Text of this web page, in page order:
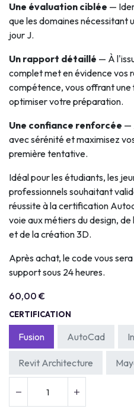
Une évaluation ciblée —
que les domaines nécessitant
jour J.
Un rapport détaillé — À
complet met en évidence vos
compétence, vous offrant
optimiser votre préparation.
Une confiance renforcée —
avec sérénité et maximisez
première tentative.
Idéal pour les étudiants, les
professionnels souhaitant
réussite à la certification
voie aux métiers du design,
et de la création 3D.
Après achat, le code vous
support sous 24 heures.
60,00 €
CERTIFICATION
Fusion AutoCad
Revit Architecture